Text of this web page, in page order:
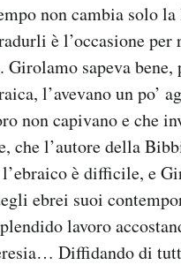
non cambia solo
è l’occasione per
sapeva bene,
l’avevano un po’
non capivano e che
che l’autore della
è difficile, e
ebrei suoi
lavoro
Diffidando di